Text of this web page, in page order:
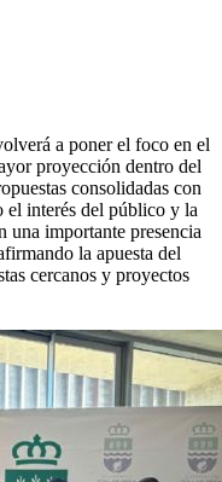
a poner el foco en el
proyección dentro del
consolidadas con
el interés del público y la
una importante presencia
la apuesta del
cercanos y proyectos